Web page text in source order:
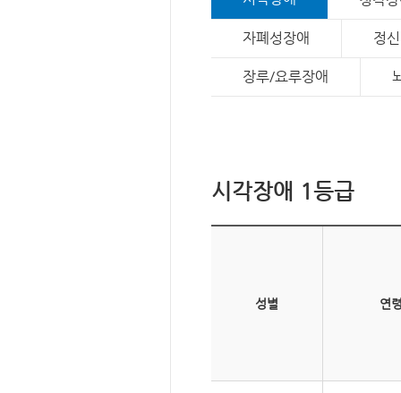
자폐성장애 정
장루/요루장애
시각장애 1등급
성별 연